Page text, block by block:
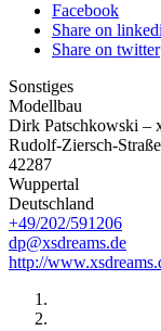
Facebook
Share on
Share on twitter
Sonstiges
Modellbau
Dirk Patschkowski –
Rudolf-Ziersch-
42287
Wuppertal
Deutschland
+49/202/591206
dp@xsdreams.de
http://